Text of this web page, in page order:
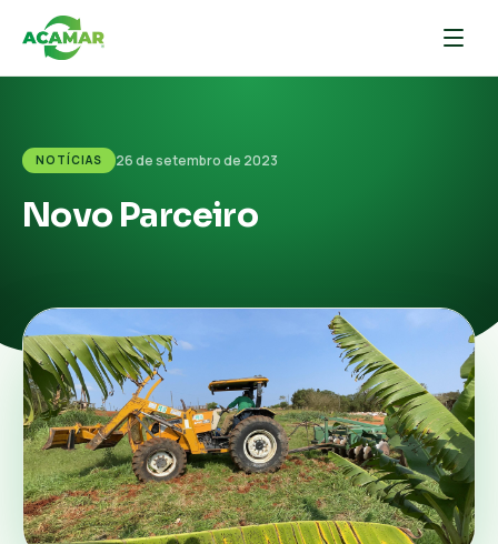
NOTÍCIAS 26 de setembro de 2023
Novo Parceiro